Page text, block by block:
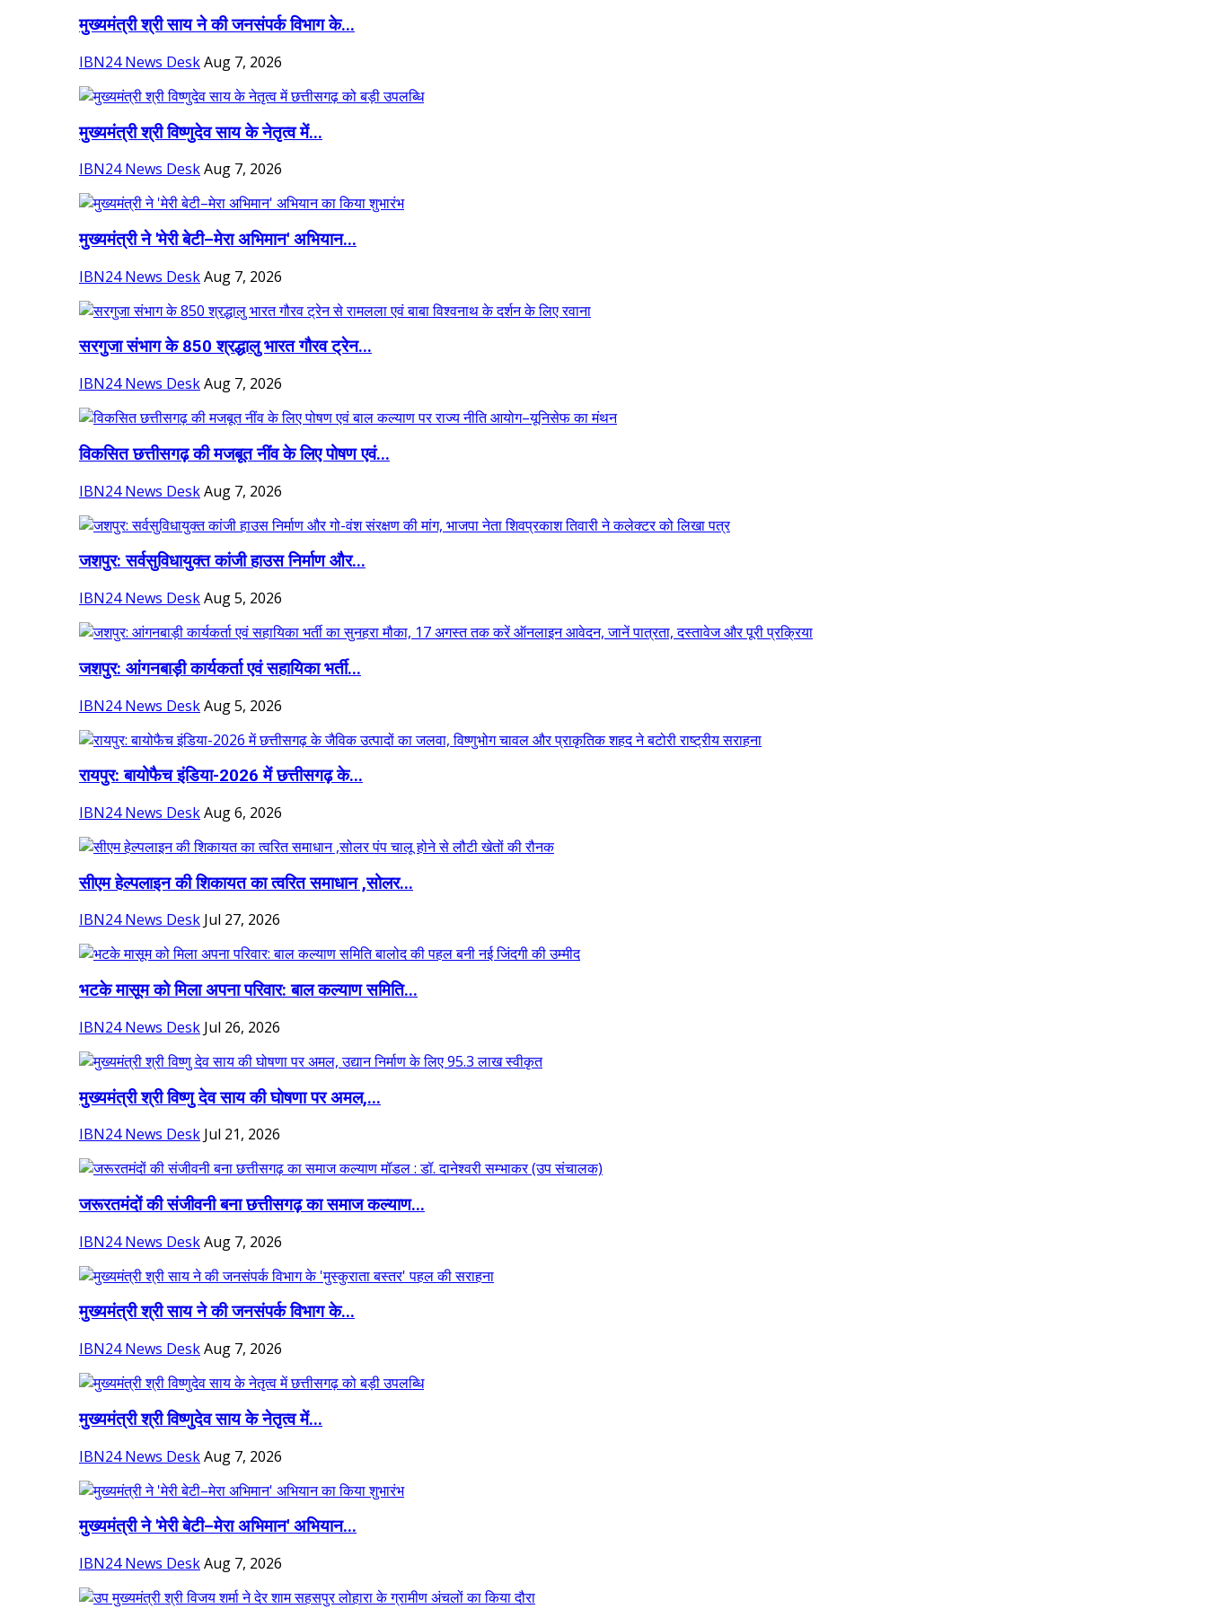
मुख्यमंत्री श्री साय ने की जनसंपर्क विभाग के...
IBN24 News DeskAug 7, 2026
मुख्यमंत्री श्री विष्णुदेव साय के नेतृत्व में...
IBN24 News DeskAug 7, 2026
मुख्यमंत्री ने 'मेरी बेटी–मेरा अभिमान' अभियान...
IBN24 News DeskAug 7, 2026
सरगुजा संभाग के 850 श्रद्धालु भारत गौरव ट्रेन...
IBN24 News DeskAug 7, 2026
विकसित छत्तीसगढ़ की मजबूत नींव के लिए पोषण एवं...
IBN24 News DeskAug 7, 2026
जशपुर: सर्वसुविधायुक्त कांजी हाउस निर्माण और...
IBN24 News DeskAug 5, 2026
जशपुर: आंगनबाड़ी कार्यकर्ता एवं सहायिका भर्ती...
IBN24 News DeskAug 5, 2026
रायपुर: बायोफैच इंडिया-2026 में छत्तीसगढ़ के...
IBN24 News DeskAug 6, 2026
सीएम हेल्पलाइन की शिकायत का त्वरित समाधान ,सोलर...
IBN24 News Desk Jul 27, 2026
भटके मासूम को मिला अपना परिवार: बाल कल्याण समिति...
IBN24 News Desk Jul 26, 2026
मुख्यमंत्री श्री विष्णु देव साय की घोषणा पर अमल,...
IBN24 News Desk Jul 21, 2026
जरूरतमंदों की संजीवनी बना छत्तीसगढ़ का समाज कल्याण...
IBN24 News DeskAug 7, 2026
मुख्यमंत्री श्री साय ने की जनसंपर्क विभाग के...
IBN24 News DeskAug 7, 2026
मुख्यमंत्री श्री विष्णुदेव साय के नेतृत्व में...
IBN24 News DeskAug 7, 2026
मुख्यमंत्री ने 'मेरी बेटी–मेरा अभिमान' अभियान...
IBN24 News DeskAug 7, 2026